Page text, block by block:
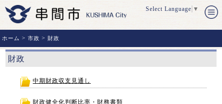
Select Language ▼
ホーム >市政 >財政
財政
中期財政収支見通し
財政健全化判断比率・財務書類